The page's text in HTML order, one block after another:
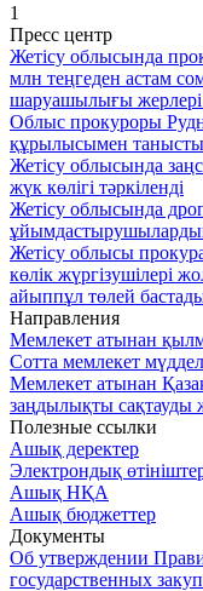
1
Пресс центр
Жетісу облысында
млн теңгеден астам
шаруашылығы жерлері
Облыс прокуроры
құрылысымен танысты
Жетісу облысында
жүк көлігі тәркіленді
Жетісу облысында
ұйымдастырушылардың
Жетісу облысы
көлік жүргізушілері
айыппұл төлей
Направления
Мемлекет атынан
Сотта мемлекет
Мемлекет атынан
заңдылықты сақтауды
Полезные ссылки
Ашық деректер
Электрондық
Ашық НҚА
Ашық бюджеттер
Документы
Об утверждении
государственных